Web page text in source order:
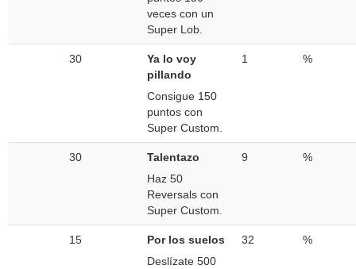
veces con un
Super Lob.
30
Ya lo voy
pillando
Consigue 150
puntos con
Super Custom.
1 %
30
Talentazo
Haz 50
Reversals con
Super Custom.
9 %
15
Por los suelos
Deslízate 500
32 %